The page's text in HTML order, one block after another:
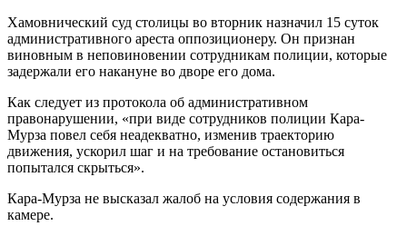
Хамовнический суд столицы во вторник назначил 15 суток
административного ареста оппозиционеру. Он признан
виновным в неповиновении сотрудникам полиции, которые
задержали его накануне во дворе его дома.
Как следует из протокола об административном
правонарушении, «при виде сотрудников полиции Кара-
Мурза повел себя неадекватно, изменив траекторию
движения, ускорил шаг и на требование остановиться
попытался скрыться».
Кара-Мурза не высказал жалоб на условия содержания в
камере.